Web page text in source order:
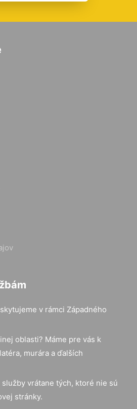
v rámci Západného
oblasti? Máme pre vás k
murára a ďalších
vrátane tých, ktoré nie sú
stránky.